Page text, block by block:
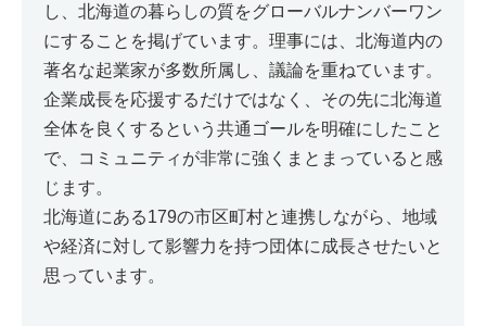
し、北海道の暮らしの質をグローバルナンバーワン
にすることを掲げています。理事には、北海道内の
著名な起業家が多数所属し、議論を重ねています。
企業成長を応援するだけではなく、その先に北海道
全体を良くするという共通ゴールを明確にしたこと
で、コミュニティが非常に強くまとまっていると感
じます。
北海道にある179の市区町村と連携しながら、地域
や経済に対して影響力を持つ団体に成長させたいと
思っています。